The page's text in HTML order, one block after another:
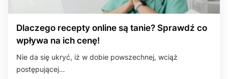
Dlaczego recepty online są tanie? Sprawdź co
wpływa na ich cenę!
Nie da się ukryć, iż w dobie powszechnej, wciąż
postępującej…